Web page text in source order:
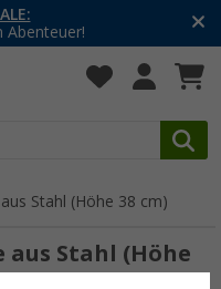
-20% auf
Mit dem
Stahl (Höhe 38 cm)
Stahl (Höhe